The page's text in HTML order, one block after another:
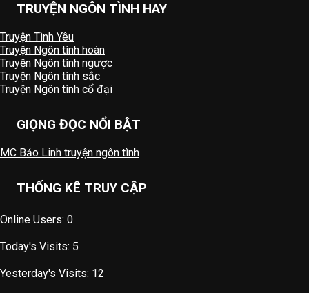
TRUYỆN NGÔN TÌNH HAY
Truyện Tình Yêu
Truyện Ngôn tình hoàn
Truyện Ngôn tình ngược
Truyện Ngôn tình sắc
Truyện Ngôn tình cổ đại
GIỌNG ĐỌC NỔI BẬT
MC Bảo Linh truyện ngôn tình
THỐNG KÊ TRUY CẬP
Online Users: 0
Today's Visits: 5
Yesterday's Visits: 12